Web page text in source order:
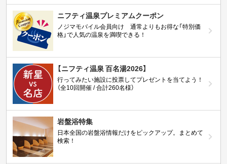
ニフティ温泉プレミアムクーポン
ノジマモバイル会員向け 通常よりもお得な「特別価
格」で人気の温泉を満喫できる！
【ニフティ温泉 百名湯2026】
行ってみたい施設に投票してプレゼントを当てよう！
（全10回開催 / 合計260名様）
岩盤浴特集
日本全国の岩盤浴情報だけをピックアップ。まとめて
検索！